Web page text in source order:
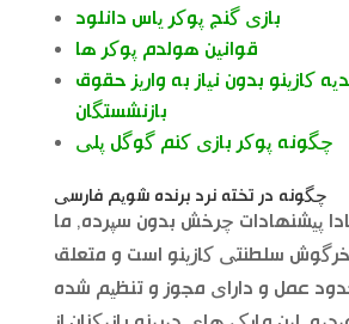
بازی گنج پوکر یاس دانلود
قوانین هولدم پوکر ها
کازینو بدون نیاز به واریز حقوق
بازنشستگان
چگونه پوکر بازی کنم گوگل پلی
چگونه در تخته نرد برنده شویم فارسی
پیشنهادات چرخش بدون سپرده, ما
خرگوش سلطنتی کازینو است و متعلق
عمل و دارای مجوز و تنظیم شده